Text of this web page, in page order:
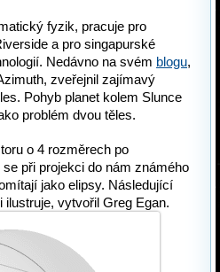
fyzik, pracuje pro
a pro singapurské
Nedávno na svém blogu,
zveřejnil zajímavý
Pohyb planet kolem Slunce
problém dvou těles.
o 4 rozměrech po
při projekci do nám známého
jako elipsy. Následující
vytvořil Greg Egan.